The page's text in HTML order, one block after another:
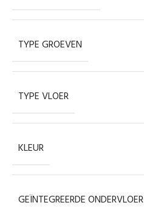
TYPE GROEVEN
TYPE VLOER
KLEUR
GEÏNTEGREERDE ONDERVLOER